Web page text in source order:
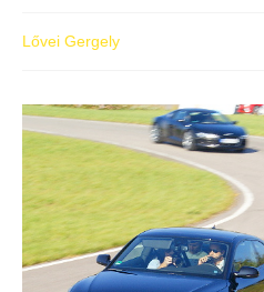
Lővei Gergely